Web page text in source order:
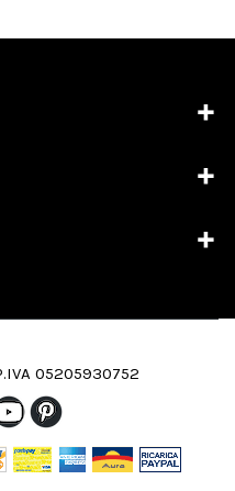
05205930752